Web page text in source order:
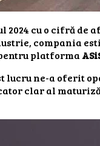
cu o cifră de
compania
platforma
lucru ne-a oferit
clar al